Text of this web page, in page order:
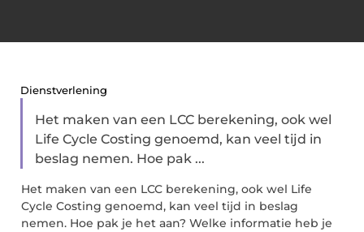
Dienstverlening
Het maken van een LCC berekening, ook wel
Life Cycle Costing genoemd, kan veel tijd in
beslag nemen. Hoe pak ...
Het maken van een LCC berekening, ook wel Life
Cycle Costing genoemd, kan veel tijd in beslag
nemen. Hoe pak je het aan? Welke informatie heb je